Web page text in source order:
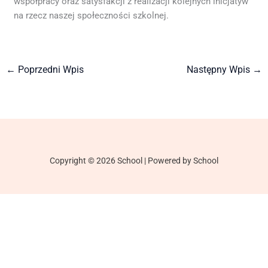
na rzecz naszej społeczności szkolnej.
← Poprzedni Wpis Następny Wpis →
Copyright © 2026 School | Powered by School